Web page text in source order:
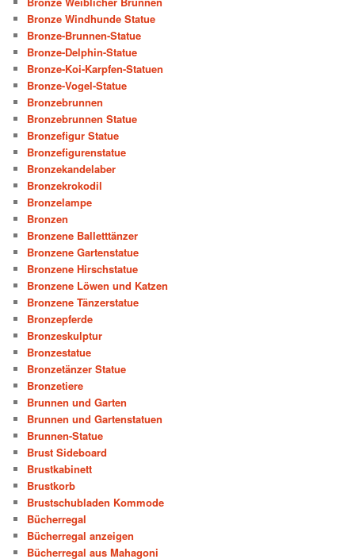
Bronze Windhunde Statue
Bronze-Brunnen-Statue
Bronze-Delphin-Statue
Bronze-Koi-Karpfen-Statuen
Bronze-Vogel-Statue
Bronzebrunnen
Bronzebrunnen Statue
Bronzefigur Statue
Bronzefigurenstatue
Bronzekandelaber
Bronzekrokodil
Bronzelampe
Bronzen
Bronzene Balletttänzer
Bronzene Gartenstatue
Bronzene Hirschstatue
Bronzene Löwen und Katzen
Bronzene Tänzerstatue
Bronzepferde
Bronzeskulptur
Bronzestatue
Bronzetänzer Statue
Bronzetiere
Brunnen und Garten
Brunnen und Gartenstatuen
Brunnen-Statue
Brust Sideboard
Brustkabinett
Brustkorb
Brustschubladen Kommode
Bücherregal
Bücherregal anzeigen
Bücherregal aus Mahagoni